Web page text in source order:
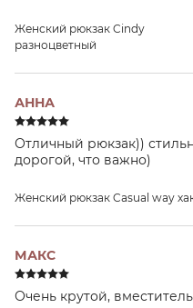
Женский рюкзак Cindy
разноцветный
АННА
Отличный рюкзак))
дорогой, что важно)
Женский рюкзак Casual way
МАКС
Очень крутой,